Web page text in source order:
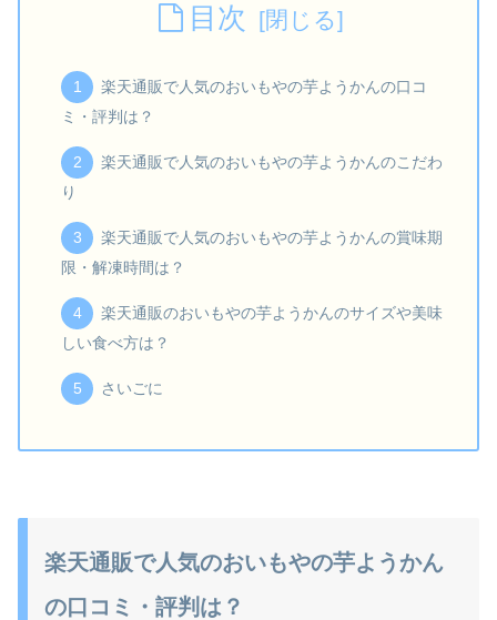
目次
楽天通販で人気のおいもやの芋ようかんの口コ
ミ・評判は？
楽天通販で人気のおいもやの芋ようかんのこだわ
り
楽天通販で人気のおいもやの芋ようかんの賞味期
限・解凍時間は？
楽天通販のおいもやの芋ようかんのサイズや美味
しい食べ方は？
さいごに
楽天通販で人気のおいもやの芋ようかん
の口コミ・評判は？